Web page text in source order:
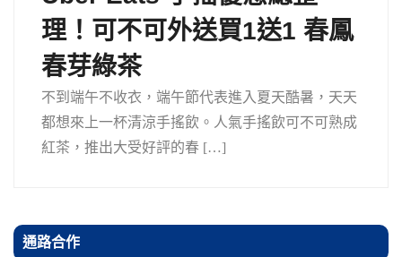
理！可不可外送買1送1 春鳳
春芽綠茶
不到端午不收衣，端午節代表進入夏天酷暑，天天
都想來上一杯清涼手搖飲。人氣手搖飲可不可熟成
紅茶，推出大受好評的春 […]
通路合作